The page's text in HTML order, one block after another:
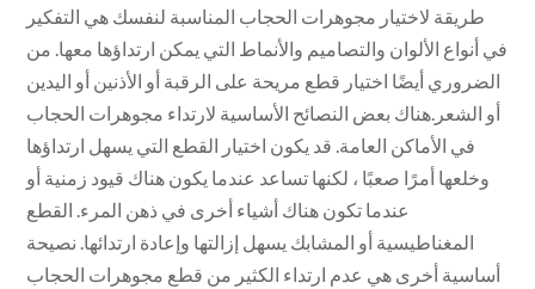
طريقة لاختيار مجوهرات الحجاب المناسبة لنفسك هي التفكير
في أنواع الألوان والتصاميم والأنماط التي يمكن ارتداؤها معها. من
الضروري أيضًا اختيار قطع مريحة على الرقبة أو الأذنين أو اليدين
أو الشعر.هناك بعض النصائح الأساسية لارتداء مجوهرات الحجاب
في الأماكن العامة. قد يكون اختيار القطع التي يسهل ارتداؤها
وخلعها أمرًا صعبًا ، لكنها تساعد عندما يكون هناك قيود زمنية أو
عندما تكون هناك أشياء أخرى في ذهن المرء. القطع
المغناطيسية أو المشابك يسهل إزالتها وإعادة ارتدائها. نصيحة
أساسية أخرى هي عدم ارتداء الكثير من قطع مجوهرات الحجاب